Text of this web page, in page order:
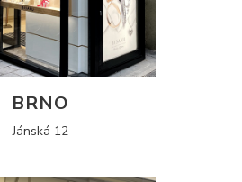
BRNO
Jánská 12